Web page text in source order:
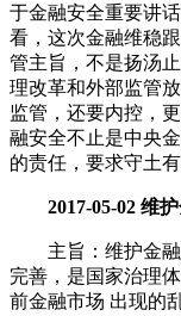
于金融安全重要讲
看，这次金融维稳
管主旨，不是扬汤
理改革和外部监管
监管，还要内控，
融安全不止是中央
的责任，要求守土
2017-05-02 维护
主旨：维护金融
完善，是国家治理
前金融市场 出现的